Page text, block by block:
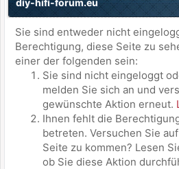
diy-hifi-forum.eu
Sie sind entweder nicht
Berechtigung, diese Seite zu
einer der folgenden sein:
Sie sind nicht eingeloggt
melden Sie sich an und
gewünschte Aktion erneut.
Ihnen fehlt die
betreten. Versuchen Sie
Seite zu kommen? Lesen
ob Sie diese Aktion